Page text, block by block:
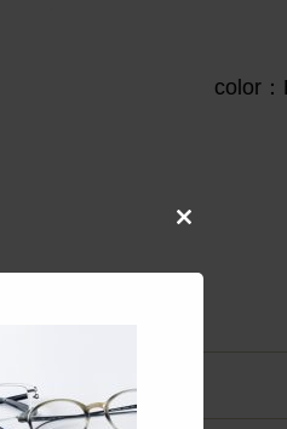
color：BR
module